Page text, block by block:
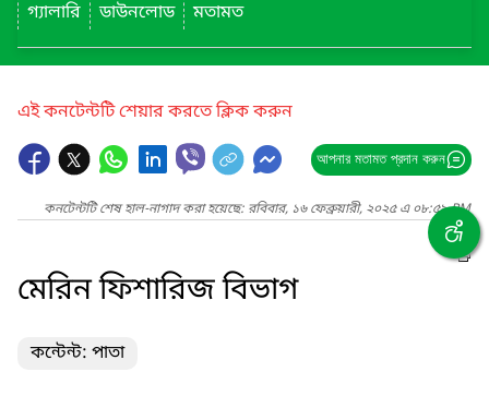
গ্যালারি
ডাউনলোড মতামত
এই কনটেন্টটি শেয়ার করতে ক্লিক করুন
আপনার মতামত প্রদান করুন
কনটেন্টটি শেষ হাল-নাগাদ করা হয়েছে: রবিবার, ১৬ ফেব্রুয়ারী, ২০২৫ এ ০৮:৫৯ PM
মেরিন ফিশারিজ বিভাগ
কন্টেন্ট: পাতা